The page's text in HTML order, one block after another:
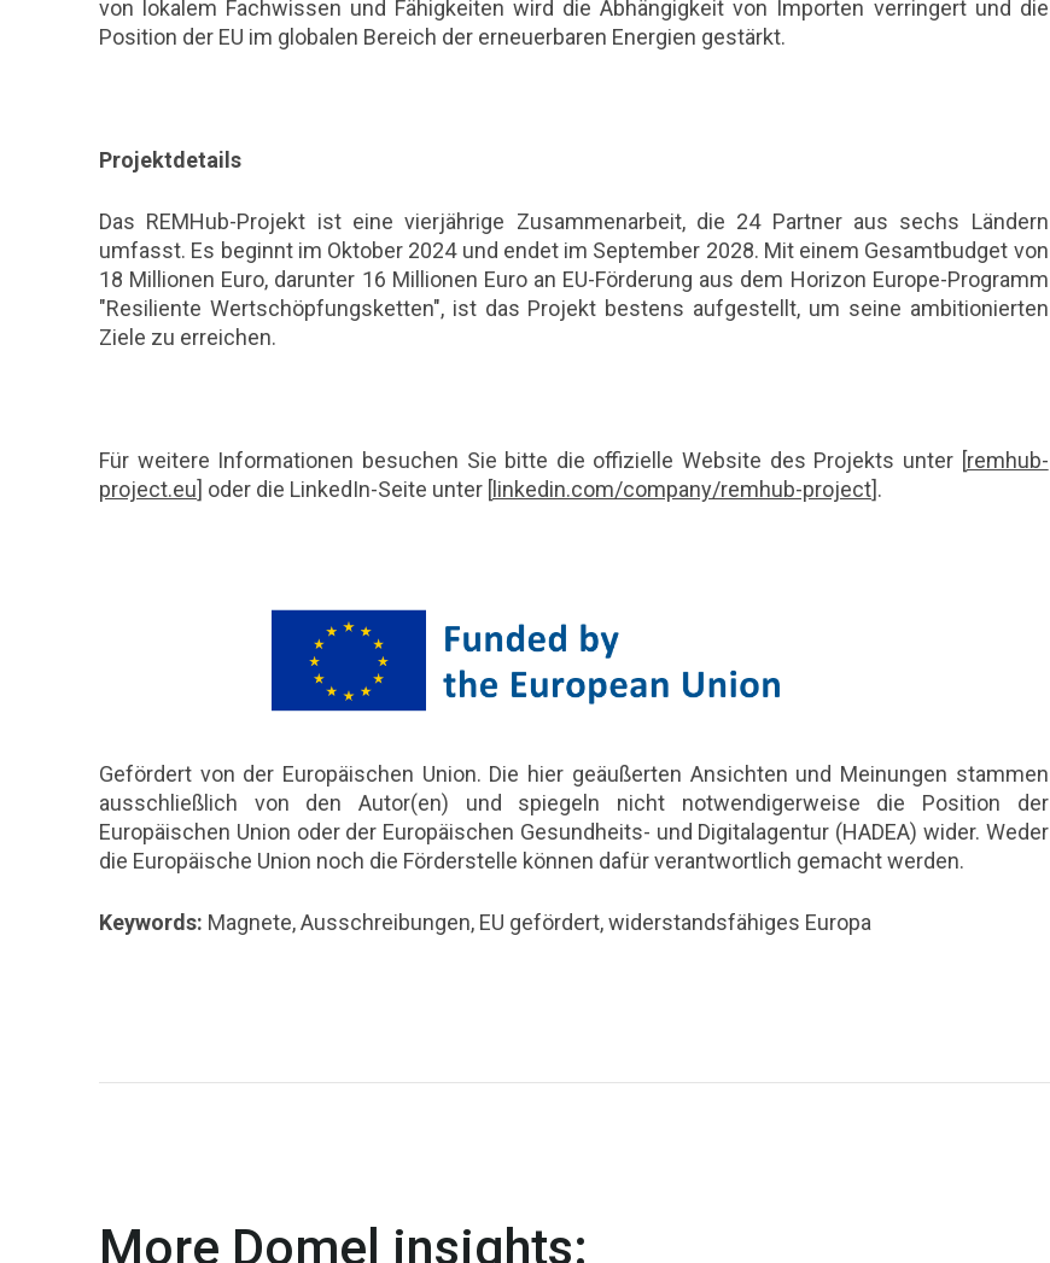
von lokalem Fachwissen und Fähigkeiten wird die Abhängigkeit von Importen verringert und die
Position der EU im globalen Bereich der erneuerbaren Energien gestärkt.
Projektdetails
Das REMHub-Projekt ist eine vierjährige Zusammenarbeit, die 24 Partner aus sechs Ländern
umfasst. Es beginnt im Oktober 2024 und endet im September 2028. Mit einem Gesamtbudget von
18 Millionen Euro, darunter 16 Millionen Euro an EU-Förderung aus dem Horizon Europe-Programm
"Resiliente Wertschöpfungsketten", ist das Projekt bestens aufgestellt, um seine ambitionierten
Ziele zu erreichen.
Für weitere Informationen besuchen Sie bitte die offizielle Website des Projekts unter [remhub-
project.eu] oder die LinkedIn-Seite unter [ linkedin.com/company/remhub-project].
Gefördert von der Europäischen Union. Die hier geäußerten Ansichten und Meinungen stammen
ausschließlich von den Autor(en) und spiegeln nicht notwendigerweise die Position der
Europäischen Union oder der Europäischen Gesundheits- und Digitalagentur (HADEA) wider. Weder
die Europäische Union noch die Förderstelle können dafür verantwortlich gemacht werden.
Keywords: Magnete, Ausschreibungen, EU gefördert, widerstandsfähiges Europa
More Domel insights: